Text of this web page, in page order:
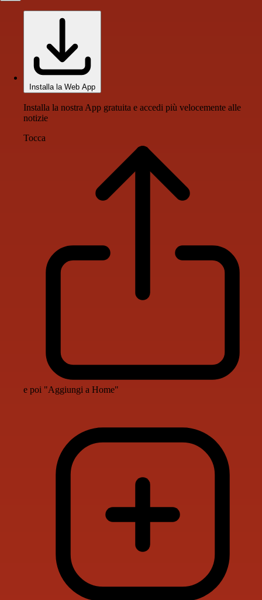
Installa la Web App
Installa la nostra App gratuita e accedi più velocemente alle
notizie
Tocca
e poi "Aggiungi a Home"